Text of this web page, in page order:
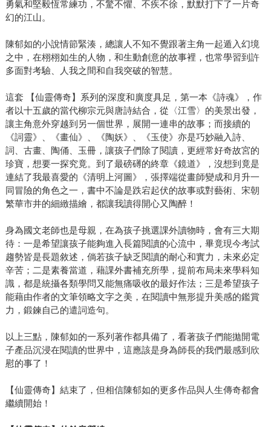
勇氣和堅毅恆常練功，不驚不懼、不疾不徐，默默打下了一片奇
幻的江山。
陳郁如的小說情節緊湊，總讓人不知不覺跟著主角一起遁入幻境
之中，在栩栩如生的人物，和生動創意的故事裡，也常學習到許
多面對考驗、人我之間和自我突破的智慧。
這套 【仙靈傳奇】系列的深度和廣度具足，第一本《詩魂》，作
者以十五歲的當代柳宗元與唐詩結合，從〈江雪〉的美景出發，
讓主角意外穿越到另一個世界，展開一連串的故事；而接續的
《詞靈》、《畫仙》、《陶妖》、《玉使》亦是巧妙融入詩、
詞、古畫、陶俑、玉冊，讓孩子們除了閱讀，更經常好奇故宮的
珍寶，想要一探究竟。到了最磅礡的終章《鏡道》，沒想到竟是
連結了我最喜愛的《清明上河圖》，張擇端從畫師變成和月升一
同冒險的角色之一，書中不論是跌宕起伏的故事或對藝術、宋朝
繁華市井的細緻描繪，都讓我讀得開心又陶醉！
身為國文老師也是母親，在為孩子挑選課外讀物時，會有三大期
待：一是希望讓孩子能夠進入長篇閱讀的心流中，畢竟現今考試
趨勢皆是長題敘述，倘若孩子缺乏閱讀的耐心和實力，未來必定
辛苦；二是素養當道，藉課外書補充所學，提前布局未來學科知
識，都是統攝各類學問又能無痛吸收的最好作法；三是希望孩子
能藉由作者的文筆領略文字之美，在閱讀中無形提升美感的鑑賞
力，鍛鍊自己的遣詞造句。
以上三點，陳郁如的一系列著作都具備了，看著孩子們能拋開電
子產品沉浸在閱讀的世界中，這應該是身為師長的我們最感到欣
慰的事了！
【仙靈傳奇】結束了，但相信陳郁如的更多作品與人生傳奇都會
繼續開始！